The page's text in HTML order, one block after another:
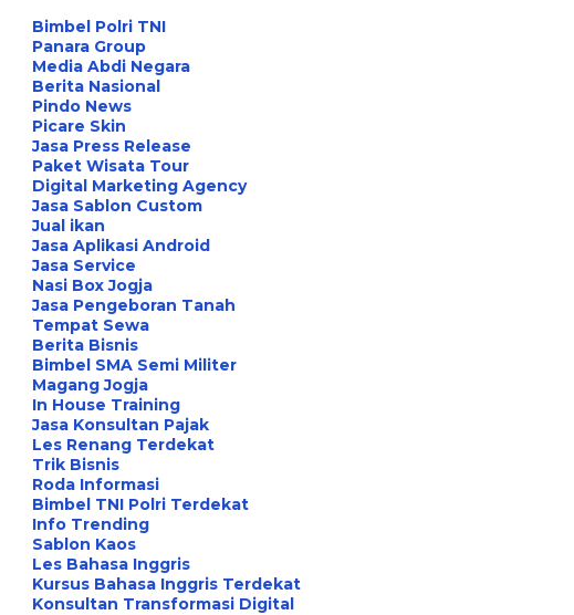
Bimbel Polri TNI
Panara Group
Media Abdi Negara
Berita Nasional
Pindo News
Picare Skin
Jasa Press Release
Paket Wisata Tour
Digital Marketing Agency
Jasa Sablon Custom
Jual ikan
Jasa Aplikasi Android
Jasa Service
Nasi Box Jogja
Jasa Pengeboran Tanah
Tempat Sewa
Berita Bisnis
Bimbel SMA Semi Militer
Magang Jogja
In House Training
Jasa Konsultan Pajak
Les Renang Terdekat
Trik Bisnis
Roda Informasi
Bimbel TNI Polri Terdekat
Info Trending
Sablon Kaos
Les Bahasa Inggris
Kursus Bahasa Inggris Terdekat
Konsultan Transformasi Digital